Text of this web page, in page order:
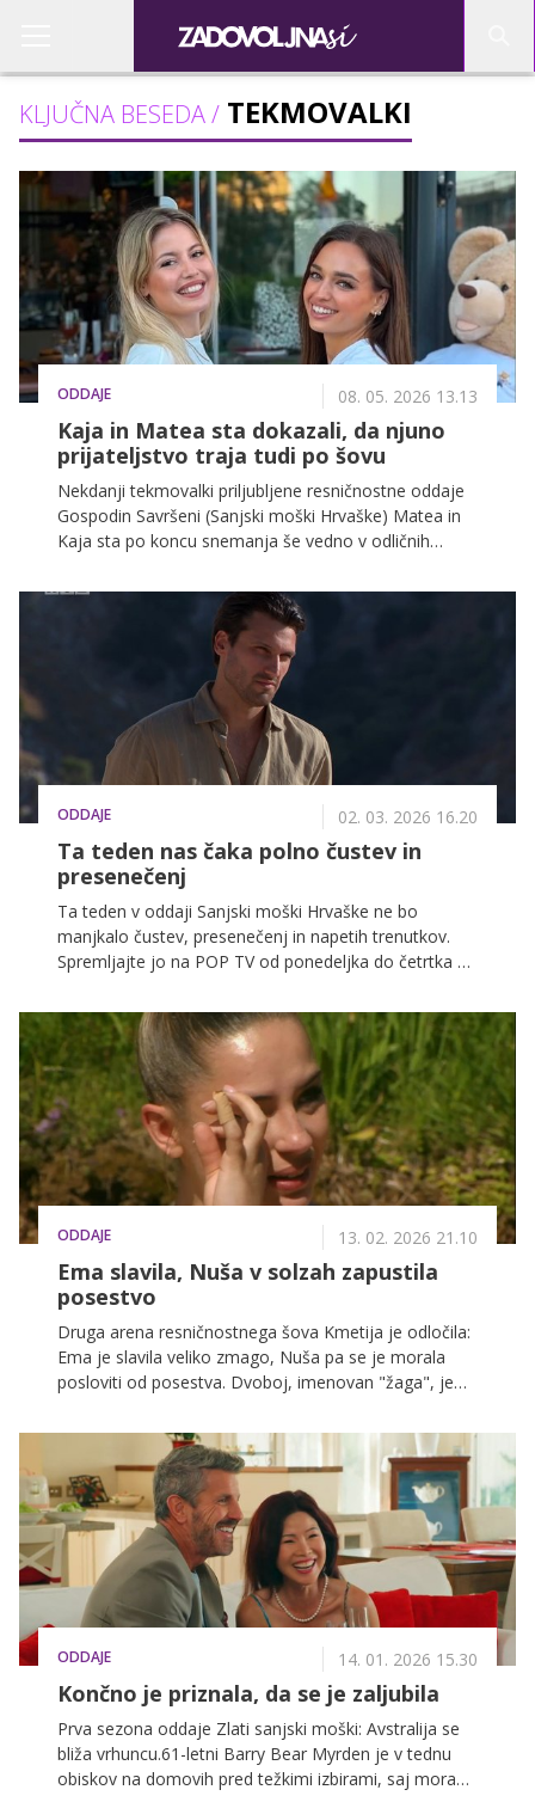
KLJUČNA BESEDA / TEKMOVALKI
ODDAJE 08. 05. 2026 13.13
Kaja in Matea sta dokazali, da njuno
prijateljstvo traja tudi po šovu
Nekdanji tekmovalki priljubljene resničnostne oddaje
Gospodin Savršeni (Sanjski moški Hrvaške) Matea in
Kaja sta po koncu snemanja še vedno v odličnih
istega moškega, je med njima nastalo pristno
prijateljstvo, ki se je ohranilo tudi zunaj kamer.
ODDAJE 02. 03. 2026 16.20
Ta teden nas čaka polno čustev in
presenečenj
Ta teden v oddaji Sanjski moški Hrvaške ne bo
manjkalo čustev, presenečenj in napetih trenutkov.
Spremljajte jo na POP TV od ponedeljka do četrtka ob
teden.
ODDAJE 13. 02. 2026 21.10
Ema slavila, Nuša v solzah zapustila
posestvo
Druga arena resničnostnega šova Kmetija je odločila:
Ema je slavila veliko zmago, Nuša pa se je morala
posloviti od posestva. Dvoboj, imenovan "žaga", je
so odločale mirne roke, zbranost in borbenost.
ODDAJE 14. 01. 2026 15.30
Končno je priznala, da se je zaljubila
Prva sezona oddaje Zlati sanjski moški: Avstralija se
bliža vrhuncu.61-letni Barry Bear Myrden je v tednu
obiskov na domovih pred težkimi izbirami, saj mora